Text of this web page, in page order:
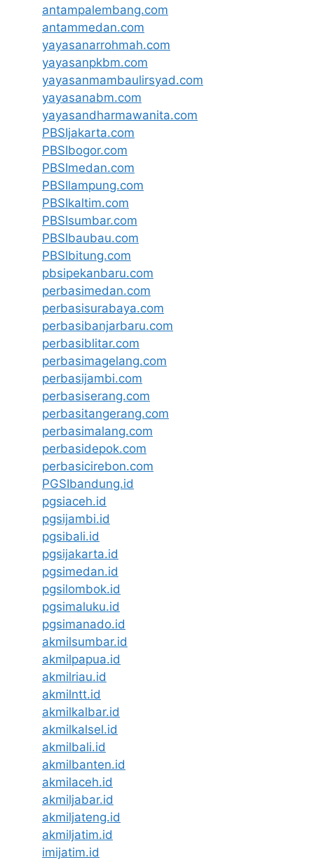
antampalembang.com
antammedan.com
yayasanarrohmah.com
yayasanpkbm.com
yayasanmambaulirsyad.com
yayasanabm.com
yayasandharmawanita.com
PBSIjakarta.com
PBSIbogor.com
PBSImedan.com
PBSIlampung.com
PBSIkaltim.com
PBSIsumbar.com
PBSIbaubau.com
PBSIbitung.com
pbsipekanbaru.com
perbasimedan.com
perbasisurabaya.com
perbasibanjarbaru.com
perbasiblitar.com
perbasimagelang.com
perbasijambi.com
perbasiserang.com
perbasitangerang.com
perbasimalang.com
perbasidepok.com
perbasicirebon.com
PGSIbandung.id
pgsiaceh.id
pgsijambi.id
pgsibali.id
pgsijakarta.id
pgsimedan.id
pgsilombok.id
pgsimaluku.id
pgsimanado.id
akmilsumbar.id
akmilpapua.id
akmilriau.id
akmilntt.id
akmilkalbar.id
akmilkalsel.id
akmilbali.id
akmilbanten.id
akmilaceh.id
akmiljabar.id
akmiljateng.id
akmiljatim.id
imijatim.id